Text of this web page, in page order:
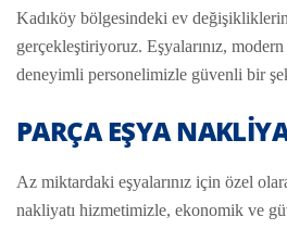
Kadıköy bölgesindeki ev
gerçekleştiriyoruz. Eşyalarınız, modern
deneyimli personelimizle güvenli bir
PARÇA EŞYA
Az miktardaki eşyalarınız için özel
nakliyatı hizmetimizle, ekonomik ve